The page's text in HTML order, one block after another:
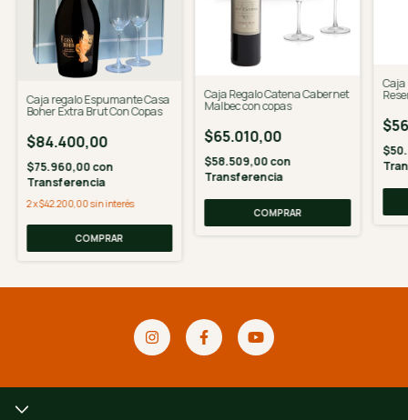
Caja regalo Espumante Casa
Boher Extra Brut Con Copas
$84.400,00
$75.960,00con
Transferencia
2x$42.200,00sin interés
Caja Regalo Catena Cabernet
Malbec con copas
$65.010,00
$58.509,00con
Transferencia
Caja